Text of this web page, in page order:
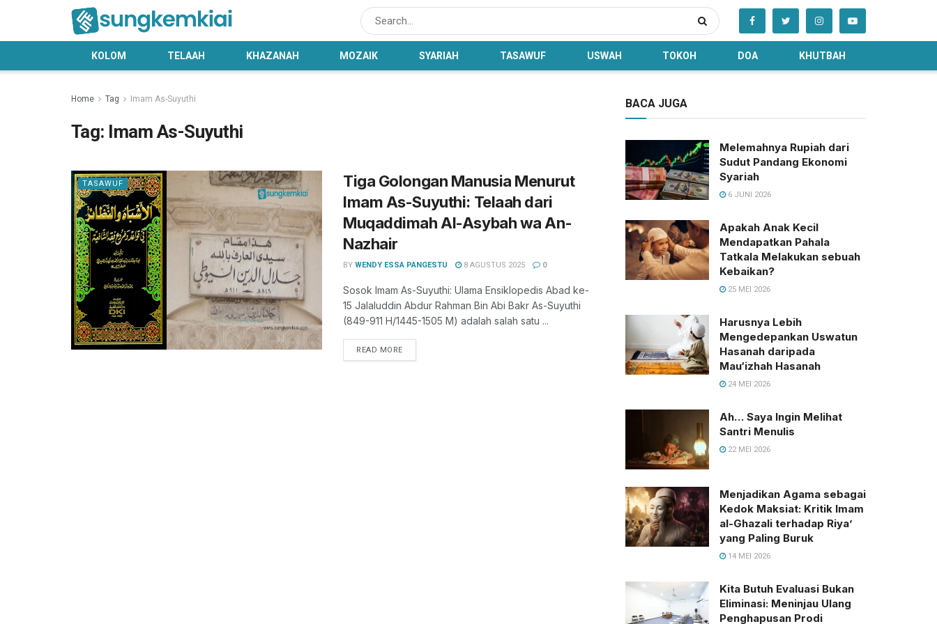
KOLOM TELAAH KHAZANAH MOZAIK SYARIAH TASAWUF USWAH TOKOH DOA KHUTBAH
Home Tag Imam As-Suyuthi
Tag: Imam As-Suyuthi
TASAWUF
Tiga Golongan Manusia Menurut
Imam As-Suyuthi: Telaah dari
Muqaddimah Al-Asybah wa An-
Nazhair
BY WENDY ESSA PANGESTU 8 AGUSTUS 2025 0
Sosok Imam As-Suyuthi: Ulama Ensiklopedis Abad ke-
15 Jalaluddin Abdur Rahman Bin Abi Bakr As-Suyuthi
(849-911 H/1445-1505 M) adalah salah satu ...
READ MORE
BACA JUGA
Melemahnya Rupiah dari
Sudut Pandang Ekonomi
Syariah
6 JUNI 2026
Apakah Anak Kecil
Mendapatkan Pahala
Tatkala Melakukan sebuah
Kebaikan?
25 MEI 2026
Harusnya Lebih
Mengedepankan Uswatun
Hasanah daripada
Mau‘izhah Hasanah
24 MEI 2026
Ah… Saya Ingin Melihat
Santri Menulis
22 MEI 2026
Menjadikan Agama sebagai
Kedok Maksiat: Kritik Imam
al-Ghazali terhadap Riya’
yang Paling Buruk
14 MEI 2026
Kita Butuh Evaluasi Bukan
Eliminasi: Meninjau Ulang
Penghapusan Prodi